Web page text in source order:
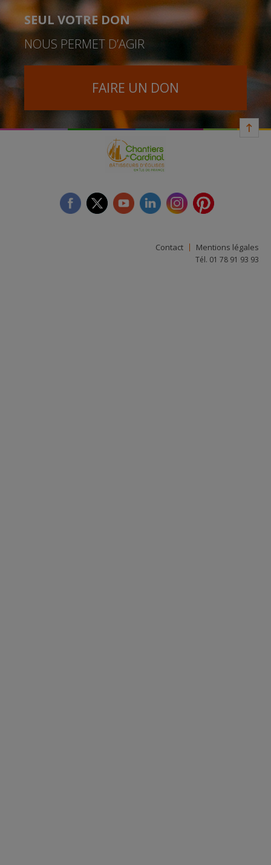
SEUL VOTRE DON
NOUS PERMET D’AGIR
FAIRE UN DON
facebooktwitter youtube linkedin instagram
Contact Mentions légales
Tél. 01 78 91 93 93